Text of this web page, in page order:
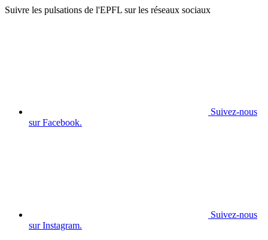
Suivre les pulsations de l'EPFL sur les réseaux sociaux
Suivez-nous
sur Facebook.
Suivez-nous
sur Instagram.